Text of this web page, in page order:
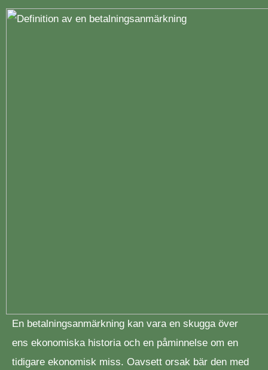
En betalningsanmärkning kan vara en skugga över
ens ekonomiska historia och en påminnelse om en
tidigare ekonomisk miss. Oavsett orsak bär den med